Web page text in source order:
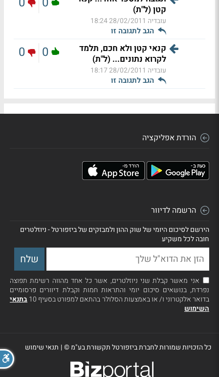
קטן (ל"ת)
עובדיה 28/02/2011 18:24
הגב לתגובה זו
קנאי קטן ולא חכם, תלמד
לקרוא נתונים... (ל"ת)
עובדיה 28/02/2011 18:17
הגב לתגובה זו
0
0
הורדת אפליקציה
הרשמה לדיוור
הירשם לסיכום היומי של שוק ההון ולמבזקים של ביזפורטל - ניוזלטרים
חובה לכל משקיע
אני מאשר קבלת שני ניוזלטרים, אשר כל אחד מהווה רשימת תפוצה
נפרדת, בנושאים סיכום יומי והתראות חמות וקבלת דיוורים פרסומיים
בדואר אלקטרוני ו/ או באמצעות הסלולר בהתאם למפורט בסעיף 10
בתנאי
השימוש
כל הזכויות שמורות לחברת ביזפורטל תקשורת בע"מ ©| תנאי שימוש